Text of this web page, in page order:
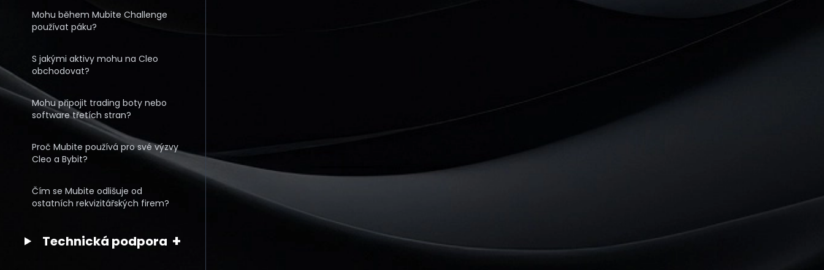
Mohu během Mubite Challenge
používat páku?
S jakými aktivy mohu na Cleo
obchodovat?
Mohu připojit trading boty nebo
software třetích stran?
Proč Mubite používá pro své výzvy
Cleo a Bybit?
Čím se Mubite odlišuje od
ostatních rekvizitářských firem?
Technická podpora +